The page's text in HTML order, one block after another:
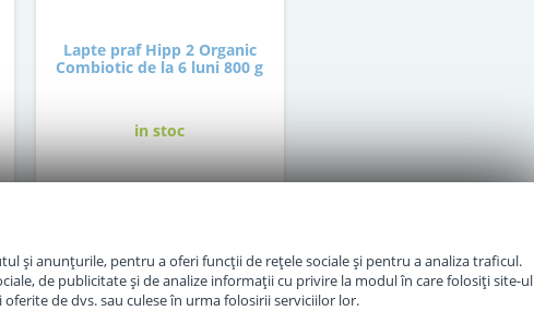
Lapte praf Hipp 2 Organic
Combiotic de la 6 luni 800 g
in stoc
Adauga in cos
și anunțurile, pentru a oferi funcții de rețele sociale și pentru a analiza traficul.
de publicitate și de analize informații cu privire la modul în care folosiți site-ul
de dvs. sau culese în urma folosirii serviciilor lor.